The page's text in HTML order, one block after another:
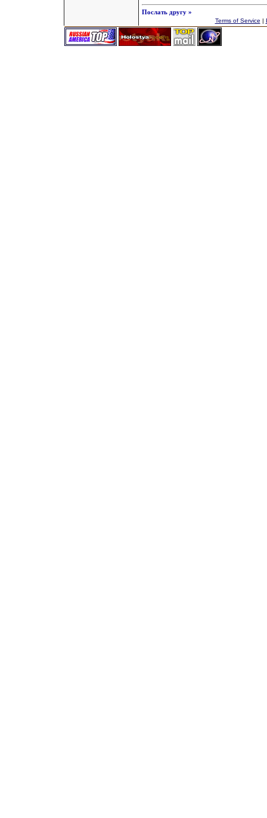
Послать другу »
Terms of Service |